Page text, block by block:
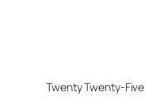
Twenty Twenty-Five